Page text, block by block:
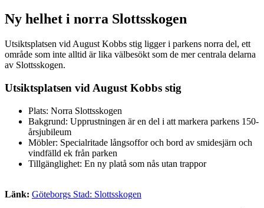
Ny helhet i norra Slottsskogen
Utsiktsplatsen vid August Kobbs stig ligger i parkens norra del, ett
område som inte alltid är lika välbesökt som de mer centrala delarna
av Slottsskogen.
Utsiktsplatsen vid August Kobbs stig
Plats: Norra Slottsskogen
Bakgrund: Upprustningen är en del i att markera parkens 150-
årsjubileum
Möbler: Specialritade långsoffor och bord av smidesjärn och
vindfälld ek från parken
Tillgänglighet: En ny platå som nås utan trappor
Länk: Göteborgs Stad: Slottsskogen